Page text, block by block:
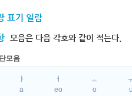
표기 일람
모음은 다음 각호와 같이 적는다.
모음
ㅏ
a
ㅓ
eo
ㅗ
o
u